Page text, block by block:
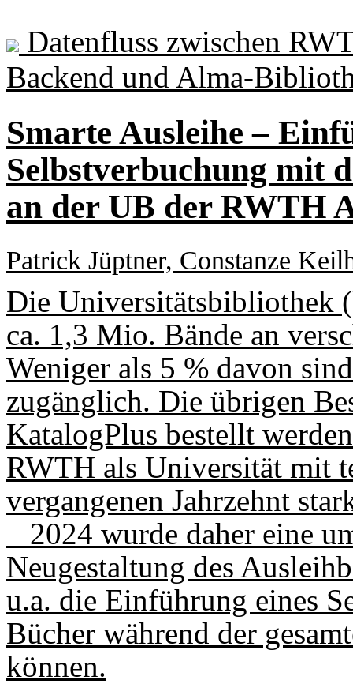
Datenfluss zwischen
Backend und Alma-
Smarte Ausleihe –
Selbstverbuchung mit
an der UB der RWTH
Patrick Jüptner, Constanze
Die Universitätsbibliothek
ca. 1,3 Mio. Bände an
Weniger als 5 % davon
zugänglich. Die übrigen
KatalogPlus bestellt
RWTH als Universität mit
vergangenen Jahrzehnt
2024 wurde daher eine
Neugestaltung des
u.a. die Einführung eines
Bücher während der
können.